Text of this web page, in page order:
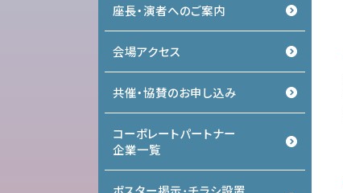
座長・演者へのご案内
会場アクセス
共催・協賛のお申し込み
コーポレートパートナー
企業一覧